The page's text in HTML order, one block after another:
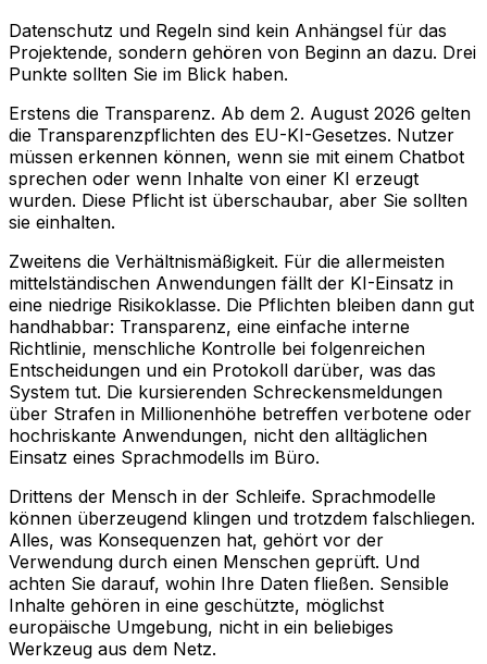
Datenschutz und Regeln sind kein Anhängsel für das
Projektende, sondern gehören von Beginn an dazu. Drei
Punkte sollten Sie im Blick haben.
Erstens die Transparenz. Ab dem 2. August 2026 gelten
die Transparenzpflichten des EU-KI-Gesetzes. Nutzer
müssen erkennen können, wenn sie mit einem Chatbot
sprechen oder wenn Inhalte von einer KI erzeugt
wurden. Diese Pflicht ist überschaubar, aber Sie sollten
sie einhalten.
Zweitens die Verhältnismäßigkeit. Für die allermeisten
mittelständischen Anwendungen fällt der KI-Einsatz in
eine niedrige Risikoklasse. Die Pflichten bleiben dann gut
handhabbar: Transparenz, eine einfache interne
Richtlinie, menschliche Kontrolle bei folgenreichen
Entscheidungen und ein Protokoll darüber, was das
System tut. Die kursierenden Schreckensmeldungen
über Strafen in Millionenhöhe betreffen verbotene oder
hochriskante Anwendungen, nicht den alltäglichen
Einsatz eines Sprachmodells im Büro.
Drittens der Mensch in der Schleife. Sprachmodelle
können überzeugend klingen und trotzdem falschliegen.
Alles, was Konsequenzen hat, gehört vor der
Verwendung durch einen Menschen geprüft. Und
achten Sie darauf, wohin Ihre Daten fließen. Sensible
Inhalte gehören in eine geschützte, möglichst
europäische Umgebung, nicht in ein beliebiges
Werkzeug aus dem Netz.